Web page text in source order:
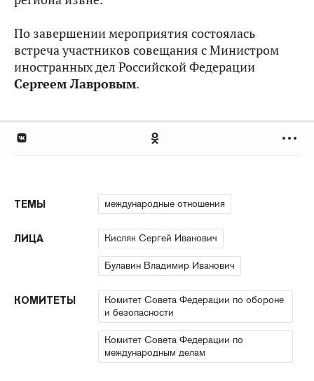
По завершении мероприятия состоялась
встреча участников совещания с Министром
иностранных дел Российской Федерации
Сергеем Лавровым.
ТЕМЫ международные отношения
ЛИЦА Кисляк Сергей Иванович
Булавин Владимир Иванович
КОМИТЕТЫ
Комитет Совета Федерации по обороне
и безопасности
Комитет Совета Федерации по
международным делам